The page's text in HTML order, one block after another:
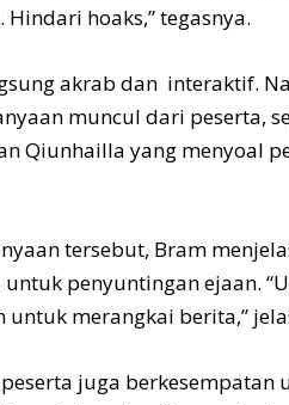
hoaks,” tegasnya.
akrab dan interaktif.
muncul dari peserta,
Qiunhailla yang menyoal
tersebut, Bram
penyuntingan ejaan.
merangkai berita,”
juga